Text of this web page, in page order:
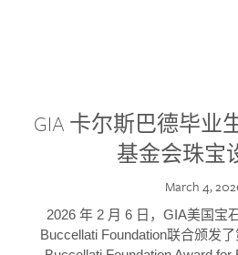
GIA 卡尔斯巴德毕业
基金会珠宝
March 4,
2026 年 2 月 6 日，GIA美国宝
Buccellati Foundation联合颁发